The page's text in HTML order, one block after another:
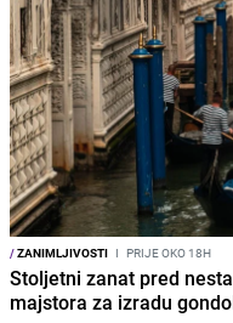
/ZANIMLJIVOSTI I PRIJE OKO 18H
Stoljetni zanat pred
majstora za izradu